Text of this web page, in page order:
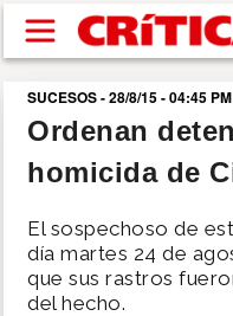
Pasar al contenido
buscar
SUCESOS
NACIONAL
POLÍTICA
SUCESOS - 28/8/15 - 04:45 PM
Ordenan
homicida de
El sospechoso de
día martes 24 de
que sus rastros
del hecho.